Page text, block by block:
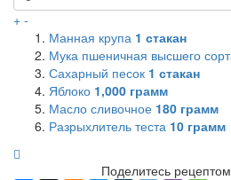
+ -
Манная крупа 1 стакан
Мука пшеничная высшего
Сахарный песок 1 стакан
Яблоко 1,000 грамм
Масло сливочное 180 грамм
Разрыхлитель теста 10 грамм
Поделитесь